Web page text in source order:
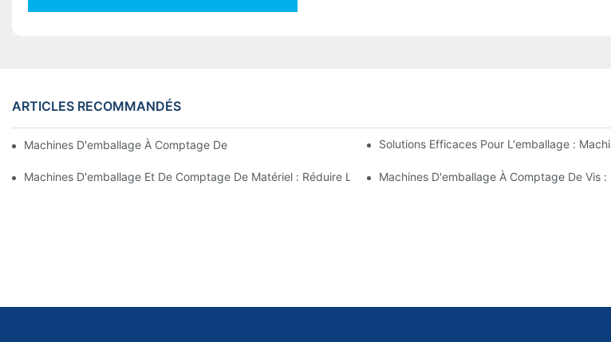
ARTICLES RECOMMANDÉS
Machines D'emballage À Comptage De Vis Pour Des Résultats Fiables Et RapidesSolutions Efficaces Pour L'emballage :
Machines D'emballage Et De Comptage De Matériel : Réduire Les Erreurs Et Augmenter La Production
Machines D'emballage À Comptage De Vis